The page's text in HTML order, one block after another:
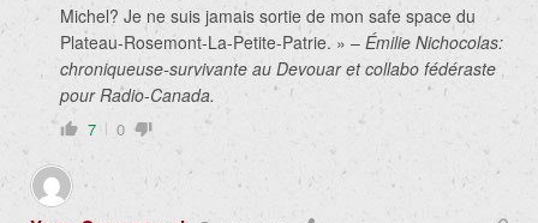
Michel? Je ne suis jamais sortie de mon safe space du
Plateau-Rosemont-La-Petite-Patrie. » – Émilie Nichocolas:
chroniqueuse-survivante au Devouar et collabo fédéraste
pour Radio-Canada.
7 0